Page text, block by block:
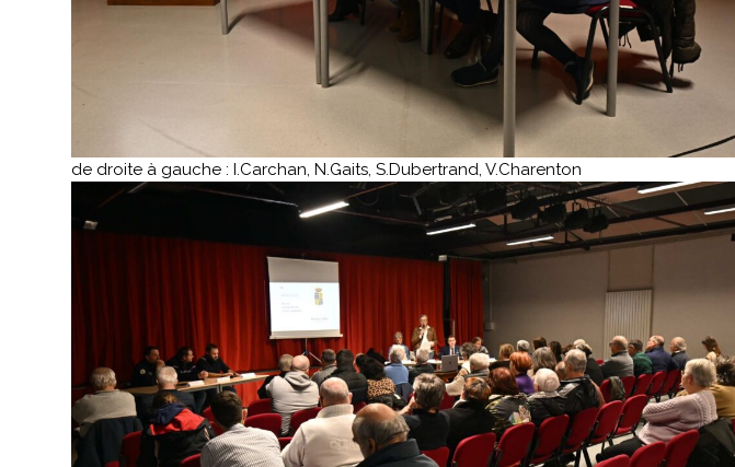
de droite à gauche : I.Carchan, N.Gaits, S.Dubertrand, V.Charenton